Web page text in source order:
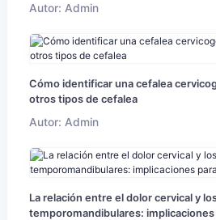
Autor: Admin
Cómo identificar una cefalea
otros tipos de cefalea
Autor: Admin
La relación entre el dolor cervical y
temporomandibulares: